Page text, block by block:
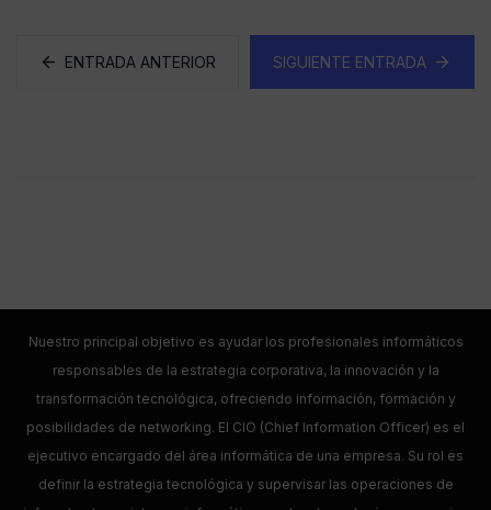
ENTRADA ANTERIOR SIGUIENTE ENTRADA
Nuestro principal objetivo es ayudar los profesionales informáticos
responsables de la estrategia corporativa, la innovación y la
transformación tecnológica, ofreciendo información, formación y
posibilidades de networking. El CIO (Chief Information Officer) es el
ejecutivo encargado del área informática de una empresa. Su rol es
definir la estrategia tecnológica y supervisar las operaciones de